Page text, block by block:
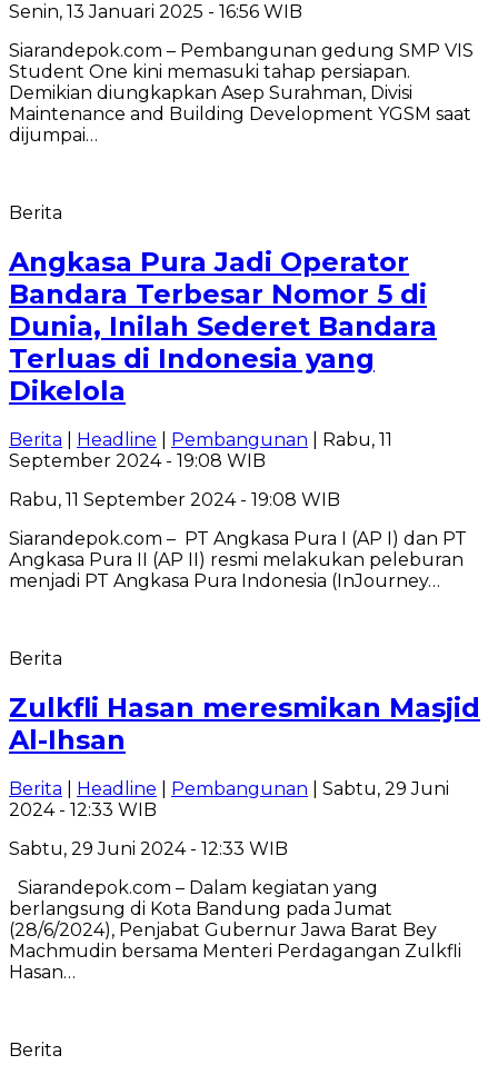
Senin, 13 Januari 2025 - 16:56 WIB
Siarandepok.com – Pembangunan gedung SMP VIS
Student One kini memasuki tahap persiapan.
Demikian diungkapkan Asep Surahman, Divisi
Maintenance and Building Development YGSM saat
dijumpai…
Berita
Angkasa Pura Jadi Operator
Bandara Terbesar Nomor 5 di
Dunia, Inilah Sederet Bandara
Terluas di Indonesia yang
Dikelola
Berita Headline Pembangunan | Rabu, 11
September 2024 - 19:08 WIB
Rabu, 11 September 2024 - 19:08 WIB
Siarandepok.com – PT Angkasa Pura I (AP I) dan PT
Angkasa Pura II (AP II) resmi melakukan peleburan
menjadi PT Angkasa Pura Indonesia (InJourney…
Berita
Zulkfli Hasan meresmikan Masjid
Al-Ihsan
Berita Headline Pembangunan | Sabtu, 29 Juni
2024 - 12:33 WIB
Sabtu, 29 Juni 2024 - 12:33 WIB
Siarandepok.com – Dalam kegiatan yang
berlangsung di Kota Bandung pada Jumat
(28/6/2024), Penjabat Gubernur Jawa Barat Bey
Machmudin bersama Menteri Perdagangan Zulkfli
Hasan…
Berita